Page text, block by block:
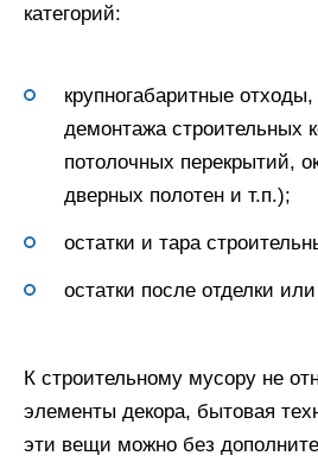
категорий:
крупногабаритные
демонтажа строительных
потолочных перекрытий,
дверных полотен и т.п.);
остатки и тара
остатки после отделки
К строительному мусору не
элементы декора, бытовая
эти вещи можно без